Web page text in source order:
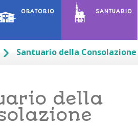
ORATORIO SANTUARIO
Santuario della Consolazione
della